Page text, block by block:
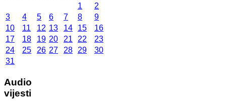
1
2
3
4 5 6 7 8
9
10
11 12 13 14 15
16
17
18 19 20 21 22
23
24
25 26 27 28 29
30
31
Audio
vijesti